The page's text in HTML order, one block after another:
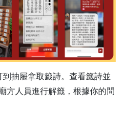
抽屜拿取籤詩。查看籤詩並
方人員進行解籤，根據你的問